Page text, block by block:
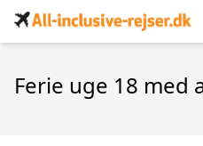
Ferie uge 18 med